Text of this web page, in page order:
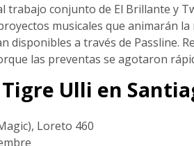
trabajo conjunto de El Brillante y
musicales que animarán
disponibles a través de Passline.
las preventas se agotaron
Ulli en
Loreto 460